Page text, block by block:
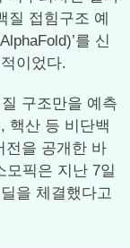
질 접힘구조 예
를 신
이었다.
구조만을 예측
핵산 등 비단백
전을 공개한 바
모픽은 지난 7일
을 체결했다고